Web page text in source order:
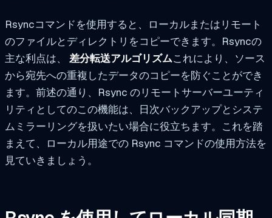
Rsyncコマンドを使用すると、ローカルまたはリモート
のファイルとディレクトリをコピーできます。Rsyncの
主な利点は、 差分転送アルゴリズムこれにより、ソース
から宛先への重複したデータのコピーを防ぐことができ
ます。前述の通り、Rsync のリモートサーバーユーティ
リティとしてのこの機能は、日次バックアップとシステ
ムミラーリングを扱いたい場合に役立ちます。これを踏
まえて、ローカル用途での Rsync コマンドの使用方法を
見ていきましょう。